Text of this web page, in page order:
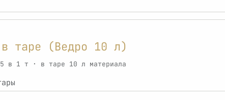
таре (Ведро 10 л)
в 1 т · в таре 10 л материала